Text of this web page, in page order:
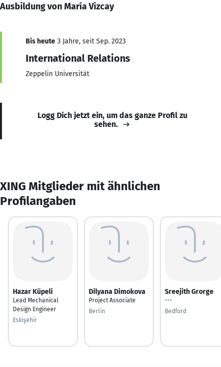
Ausbildung von María Vizcay
Bis heute 3 Jahre, seit Sep. 2023
International Relations
Zeppelin Universität
Logg Dich jetzt ein, um das ganze Profil zu
sehen.
XING Mitglieder mit ähnlichen
Profilangaben
Hazar Küpeli
Lead Mechanical
Design Engineer
Eskişehir
Dilyana Dimokova
Project Associate
Berlin
Sreejith Grorge
---
Bedford